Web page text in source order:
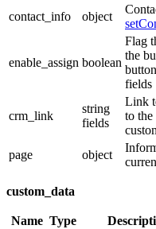
contact_info
object
enable_assign boolean
Flag
the
fields
crm_link
string
fields
Link
to the
page
object
custom_data
Name Type